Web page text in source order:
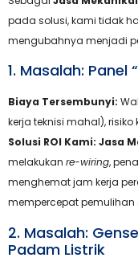
pada solusi, kami tidak
mengubahnya menjadi
1. Masalah:
Biaya Tersembunyi:
kerja teknisi mahal),
Solusi ROI Kami: Jasa
melakukan re-wiring,
menghemat jam kerja
mempercepat
2. Masalah:
Padam Listrik